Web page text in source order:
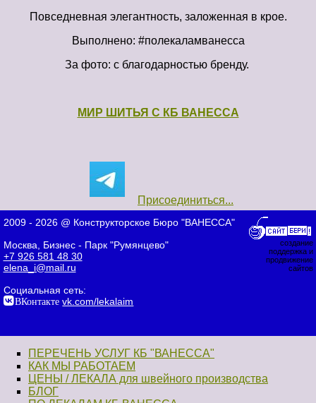
Повседневная элегантность, заложенная в крое.
Выполнено: #полекаламванесса
За фото: с благодарностью бренду.
МИР ШИТЬЯ С КБ ВАНЕССА
Присоединиться...
2009 - 2026 @ Конструкторское Бюро "ВАНЕССА"
Москва, Бизнес - Парк "Румянцево"
+7 926 581 48 30
elena_i@mail.ru
Социальная сеть:
ВКонтакте vk.com/lekalaim
создание
поддержка и
продвижение
сайтов
ПЕРЕЧЕНЬ УСЛУГ КБ "ВАНЕССА"
КАК МЫ РАБОТАЕМ
ЦЕНЫ / ЛЕКАЛА для швейного производства
БЛОГ